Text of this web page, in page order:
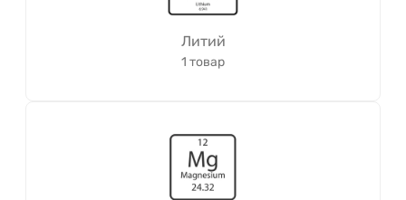
Литий
1 товар